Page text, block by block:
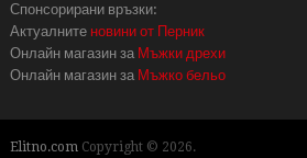
Спонсорирани връзки:
Актуалните новини от Перник
Онлайн магазин за Мъжки дрехи
Онлайн магазин за Мъжко бельо
Elitno.comCopyright © 2026.